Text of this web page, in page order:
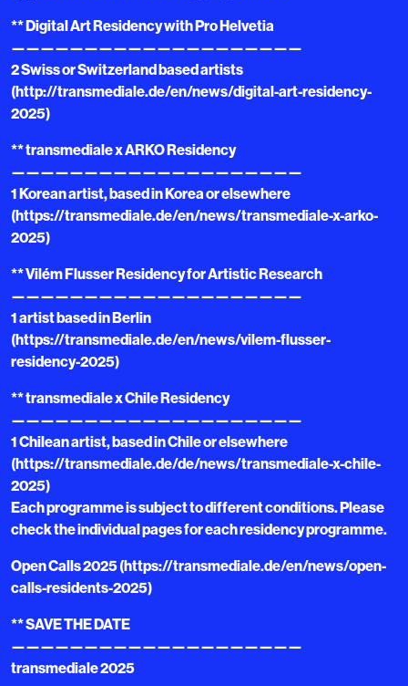
** Digital Art Residency with Pro Helvetia
————————————————————
2 Swiss or Switzerland based artists
(http://transmediale.de/en/news/digital-art-residency-
2025)
** transmediale x ARKO Residency
————————————————————
1 Korean artist, based in Korea or elsewhere
(https://transmediale.de/en/news/transmediale-x-arko-
2025)
** Vilém Flusser Residency for Artistic Research
————————————————————
1 artist based in Berlin
(https://transmediale.de/en/news/vilem-flusser-
residency-2025)
** transmediale x Chile Residency
————————————————————
1 Chilean artist, based in Chile or elsewhere
(https://transmediale.de/de/news/transmediale-x-chile-
2025)
Each programme is subject to different conditions. Please
check the individual pages for each residency programme.
Open Calls 2025 (https://transmediale.de/en/news/open-
calls-residents-2025)
** SAVE THE DATE
————————————————————
transmediale 2025